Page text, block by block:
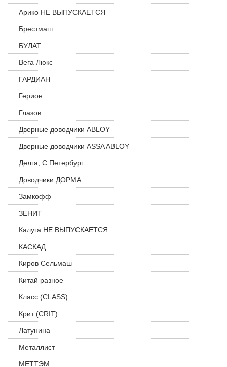
Арико НЕ ВЫПУСКАЕТСЯ
Брестмаш
БУЛАТ
Вега Люкс
ГАРДИАН
Герион
Глазов
Дверные доводчики ABLOY
Дверные доводчики ASSA ABLOY
Делга, С.Петербург
Доводчики ДОРМА
Замкофф
ЗЕНИТ
Калуга НЕ ВЫПУСКАЕТСЯ
КАСКАД
Киров Сельмаш
Китай разное
Класс (CLASS)
Крит (CRIT)
Латунина
Металлист
МЕТТЭМ